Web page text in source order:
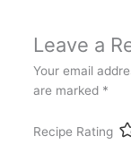
Leave a
Your email
are marked *
Recipe Rating